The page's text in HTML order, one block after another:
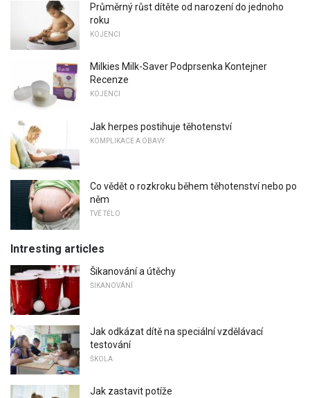
Průměrný růst dítěte od narození do jednoho
roku
KOJENCI
Milkies Milk-Saver Podprsenka Kontejner
Recenze
KOJENCI
Jak herpes postihuje těhotenství
KOMPLIKACE A OBAVY
Co vědět o rozkroku během těhotenství nebo po
něm
TVÉ TĚLO
Intresting articles
Šikanování a útěchy
ŠIKANOVÁNÍ
Jak odkázat dítě na speciální vzdělávací
testování
ŠKOLA
Jak zastavit potíže